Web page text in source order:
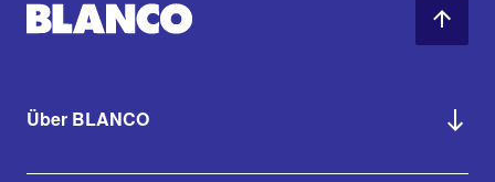
Über BLANCO